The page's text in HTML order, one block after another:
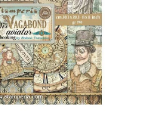
objednávka
Oblíbené ♥️
podmínky
údajů
Ověřování recenzí